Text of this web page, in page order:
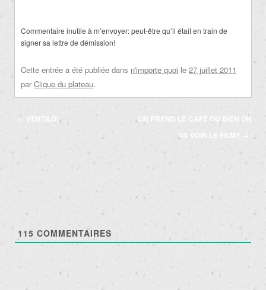
Commentaire inutile à m’envoyer: peut-être qu’il était en train de
signer sa lettre de démission!
Cette entrée a été publiée dans n'importe quoi le 27 juillet 2011
par Clique du plateau.
Navigation
des
← VENTILO!
ON PREND LE CAFÉ OU BIEN ON
VA VOIR LE FILM?
115 COMMENTAIRES